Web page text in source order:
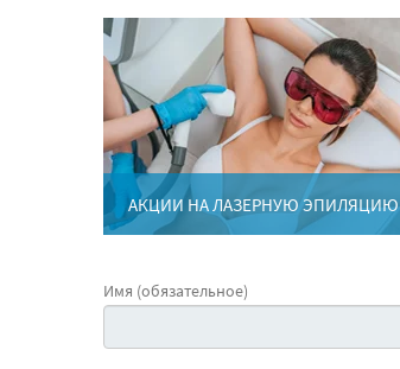
АКЦИИ НА ЛАЗЕРНУЮ ЭПИЛЯЦИЮ
Имя (обязательное)